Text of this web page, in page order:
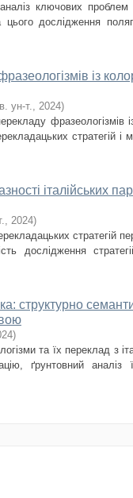
ключових проблем
цього дослідження
із
ун-т., 2024)
фразеологізмів
стратегій
італійських
, 2024)
стратегій
дослідження
структурно
)
та їх переклад з
ґрунтовний